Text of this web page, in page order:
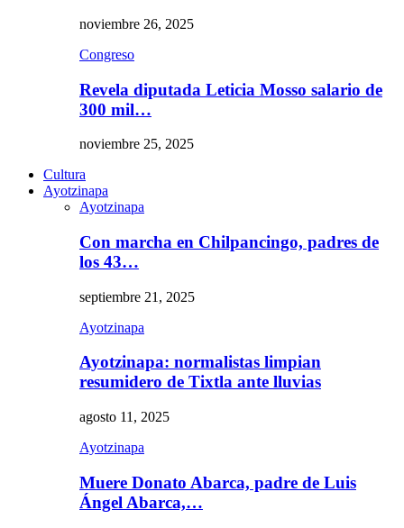
noviembre 26, 2025
Congreso
Revela diputada Leticia Mosso salario de
300 mil…
noviembre 25, 2025
Cultura
Ayotzinapa
Ayotzinapa
Con marcha en Chilpancingo, padres de
los 43…
septiembre 21, 2025
Ayotzinapa
Ayotzinapa: normalistas limpian
resumidero de Tixtla ante lluvias
agosto 11, 2025
Ayotzinapa
Muere Donato Abarca, padre de Luis
Ángel Abarca,…